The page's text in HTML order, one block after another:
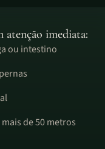
atenção imediata:
ou intestino
de 50 metros